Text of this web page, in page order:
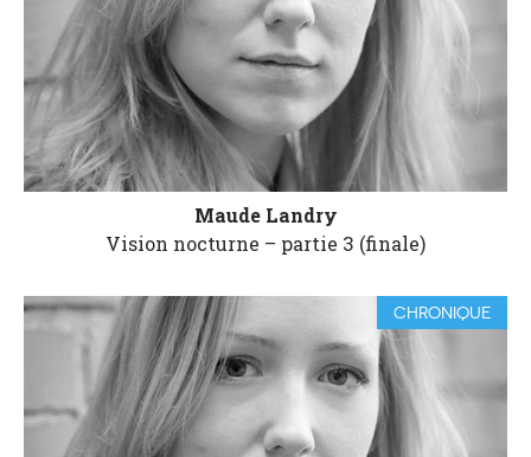
Maude Landry
Vision nocturne – partie 3 (finale)
CHRONIQUE